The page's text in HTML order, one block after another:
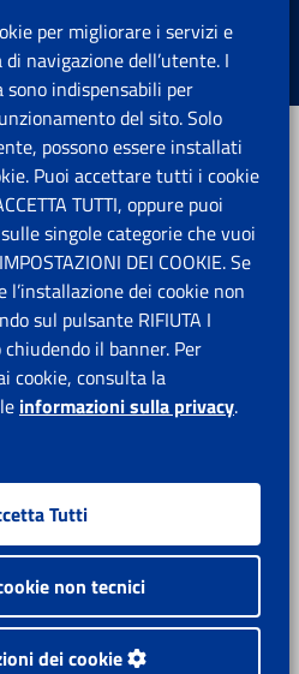
Previdenza Sociale.
riservati.
per migliorare i servizi e
navigazione dell’utente. I
indispensabili per
del sito. Solo
possono essere installati
Puoi accettare tutti i cookie
TUTTI, oppure puoi
singole categorie che vuoi
DEI COOKIE. Se
dei cookie non
sul pulsante RIFIUTA I
chiudendo il banner. Per
cookie, consulta la
informazioni sulla privacy.
Tutti
non tecnici
dei cookie